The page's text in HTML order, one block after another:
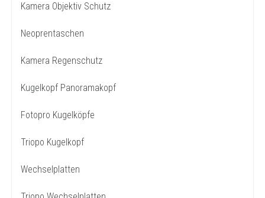
Kamera Objektiv Schutz
Neoprentaschen
Kamera Regenschutz
Kugelkopf Panoramakopf
Fotopro Kugelköpfe
Triopo Kugelkopf
Wechselplatten